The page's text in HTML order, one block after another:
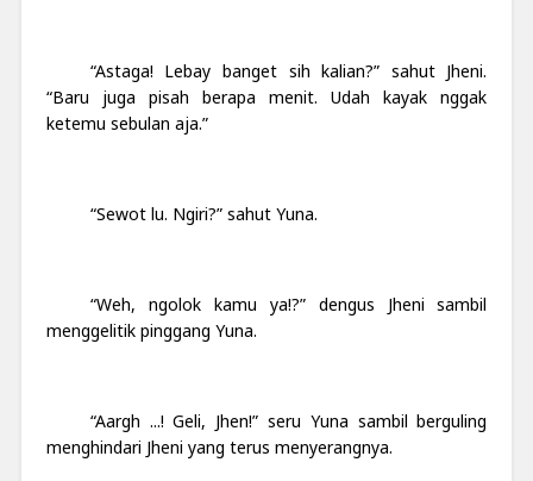
“Astaga! Lebay banget sih kalian?” sahut Jheni.
“Baru juga pisah berapa menit. Udah kayak nggak
ketemu sebulan aja.”
“Sewot lu. Ngiri?” sahut Yuna.
“Weh, ngolok kamu ya!?” dengus Jheni sambil
menggelitik pinggang Yuna.
“Aargh ...! Geli, Jhen!” seru Yuna sambil berguling
menghindari Jheni yang terus menyerangnya.